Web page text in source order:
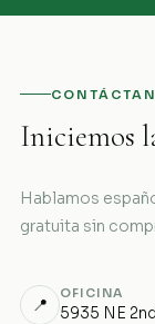
Iniciemos
Hablamos
gratuita sin
📍
OFICINA
5935 NE